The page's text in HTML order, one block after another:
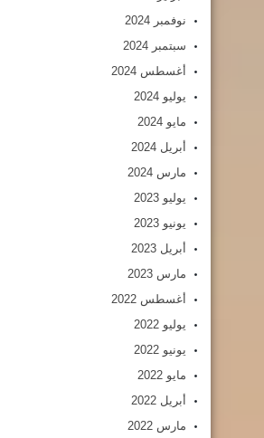
نوفمبر 2024
سبتمبر 2024
أغسطس 2024
يوليو 2024
مايو 2024
أبريل 2024
مارس 2024
يوليو 2023
يونيو 2023
أبريل 2023
مارس 2023
أغسطس 2022
يوليو 2022
يونيو 2022
مايو 2022
أبريل 2022
مارس 2022